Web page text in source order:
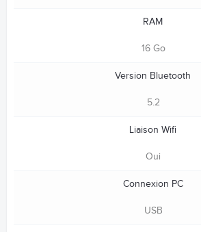
RAM
16 Go
Version Bluetooth
5.2
Liaison Wifi
Oui
Connexion PC
USB